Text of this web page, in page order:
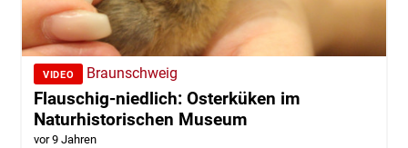
VIDEO Braunschweig
Flauschig-niedlich: Osterküken im
Naturhistorischen Museum
vor 9 Jahren